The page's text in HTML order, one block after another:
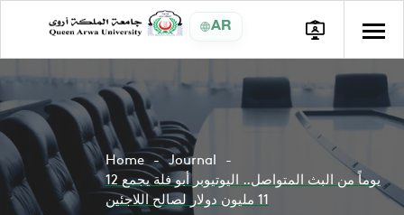
AR
Home
Journal
12 يوماً من البث المتواصل.. اليوتيوبر أبو فلة يجمع
11 مليون دولار لصالح اللاجئين